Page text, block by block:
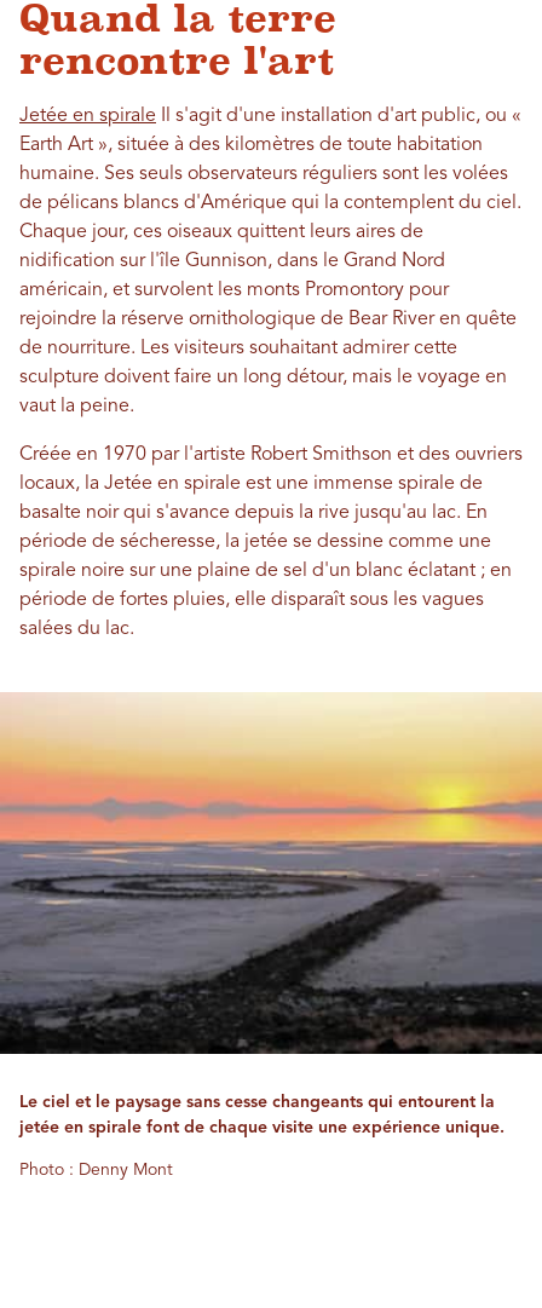
Quand la terre
rencontre l'art
Jetée en spirale Il s'agit d'une installation d'art public, ou «
Earth Art », située à des kilomètres de toute habitation
humaine. Ses seuls observateurs réguliers sont les volées
de pélicans blancs d'Amérique qui la contemplent du ciel.
Chaque jour, ces oiseaux quittent leurs aires de
nidification sur l'île Gunnison, dans le Grand Nord
américain, et survolent les monts Promontory pour
rejoindre la réserve ornithologique de Bear River en quête
de nourriture. Les visiteurs souhaitant admirer cette
sculpture doivent faire un long détour, mais le voyage en
vaut la peine.
Créée en 1970 par l'artiste Robert Smithson et des ouvriers
locaux, la Jetée en spirale est une immense spirale de
basalte noir qui s'avance depuis la rive jusqu'au lac. En
période de sécheresse, la jetée se dessine comme une
spirale noire sur une plaine de sel d'un blanc éclatant ; en
période de fortes pluies, elle disparaît sous les vagues
salées du lac.
Le ciel et le paysage sans cesse changeants qui entourent la
jetée en spirale font de chaque visite une expérience unique.
Photo : Denny Mont